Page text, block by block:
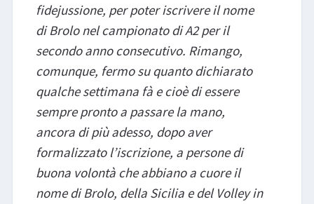
fidejussione, per poter iscrivere il nome
di Brolo nel campionato di A2 per il
secondo anno consecutivo. Rimango,
comunque, fermo su quanto dichiarato
qualche settimana fà e cioè di essere
sempre pronto a passare la mano,
ancora di più adesso, dopo aver
formalizzato l’iscrizione, a persone di
buona volontà che abbiano a cuore il
nome di Brolo, della Sicilia e del Volley in